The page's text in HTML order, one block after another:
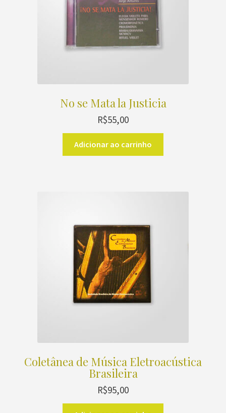
No se Mata la Justicia
R$55,00
Adicionar ao carrinho
Coletânea de Música Eletroacústica
Brasileira
R$95,00